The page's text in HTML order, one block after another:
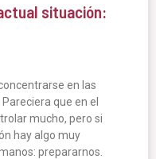
situación:
en las
que en el
mucho, pero si
hay algo muy
prepararnos.